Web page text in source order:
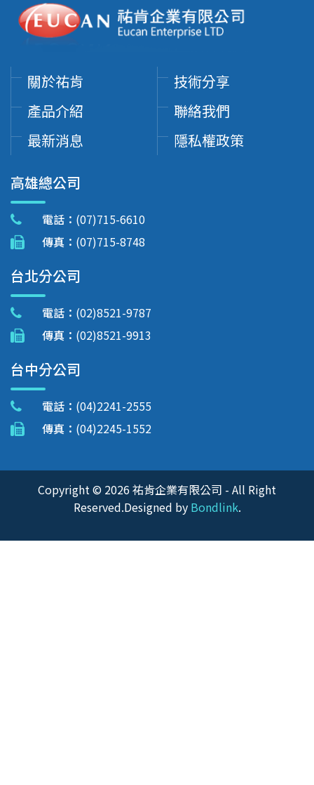
關於祐肯
產品介紹
最新消息
技術分享
聯絡我們
隱私權政策
高雄總公司
電話： (07)715-6610
傳真： (07)715-8748
台北分公司
電話： (02)8521-9787
傳真： (02)8521-9913
台中分公司
電話： (04)2241-2555
傳真： (04)2245-1552
Copyright © 2026 祐肯企業有限公司 - All Right
Reserved.Designed by Bondlink.